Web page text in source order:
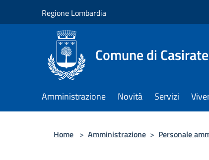
Regione Lombardia
Comune di
Amministrazione Novità Servizi
Home > Amministrazione > Personale